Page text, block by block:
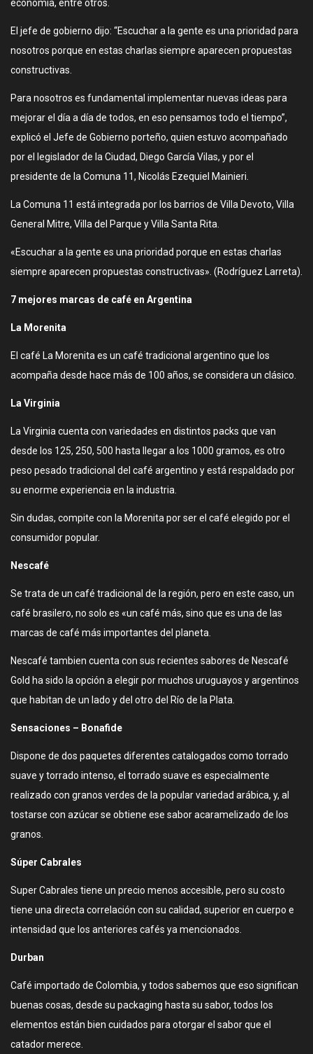
economía, entre otros.
El jefe de gobierno dijo: “Escuchar a la gente es una prioridad para
nosotros porque en estas charlas siempre aparecen propuestas
constructivas.
Para nosotros es fundamental implementar nuevas ideas para
mejorar el día a día de todos, en eso pensamos todo el tiempo”,
explicó el Jefe de Gobierno porteño, quien estuvo acompañado
por el legislador de la Ciudad, Diego García Vilas, y por el
presidente de la Comuna 11, Nicolás Ezequiel Mainieri.
La Comuna 11 está integrada por los barrios de Villa Devoto, Villa
General Mitre, Villa del Parque y Villa Santa Rita.
«Escuchar a la gente es una prioridad porque en estas charlas
siempre aparecen propuestas constructivas». (Rodríguez Larreta).
7 mejores marcas de café en Argentina
La Morenita
El café La Morenita es un café tradicional argentino que los
acompaña desde hace más de 100 años, se considera un clásico.
La Virginia
La Virginia cuenta con variedades en distintos packs que van
desde los 125, 250, 500 hasta llegar a los 1000 gramos, es otro
peso pesado tradicional del café argentino y está respaldado por
su enorme experiencia en la industria.
Sin dudas, compite con la Morenita por ser el café elegido por el
consumidor popular.
Nescafé
Se trata de un café tradicional de la región, pero en este caso, un
café brasilero, no solo es «un café más, sino que es una de las
marcas de café más importantes del planeta.
Nescafé tambien cuenta con sus recientes sabores de Nescafé
Gold ha sido la opción a elegir por muchos uruguayos y argentinos
que habitan de un lado y del otro del Río de la Plata.
Sensaciones – Bonafide
Dispone de dos paquetes diferentes catalogados como torrado
suave y torrado intenso, el torrado suave es especialmente
realizado con granos verdes de la popular variedad arábica, y, al
tostarse con azúcar se obtiene ese sabor acaramelizado de los
granos.
Súper Cabrales
Super Cabrales tiene un precio menos accesible, pero su costo
tiene una directa correlación con su calidad, superior en cuerpo e
intensidad que los anteriores cafés ya mencionados.
Durban
Café importado de Colombia, y todos sabemos que eso significan
buenas cosas, desde su packaging hasta su sabor, todos los
elementos están bien cuidados para otorgar el sabor que el
catador merece.